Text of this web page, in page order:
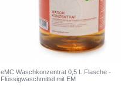
eMC Waschkonzentrat 0,5 L Flasche -
Flüssigwaschmittel mit EM